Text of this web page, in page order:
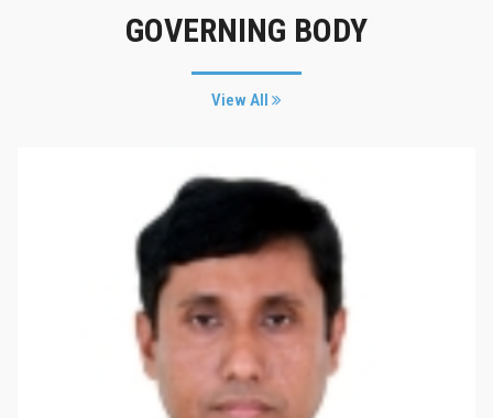
GOVERNING BODY
View All
Kazi Mohammad Mahbubur
Rahma্‌n , professor, Department
of political science